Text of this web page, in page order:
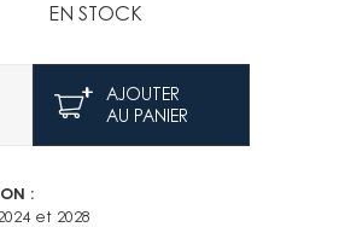
EN STOCK
AJOUTER
AU PANIER
et 2028